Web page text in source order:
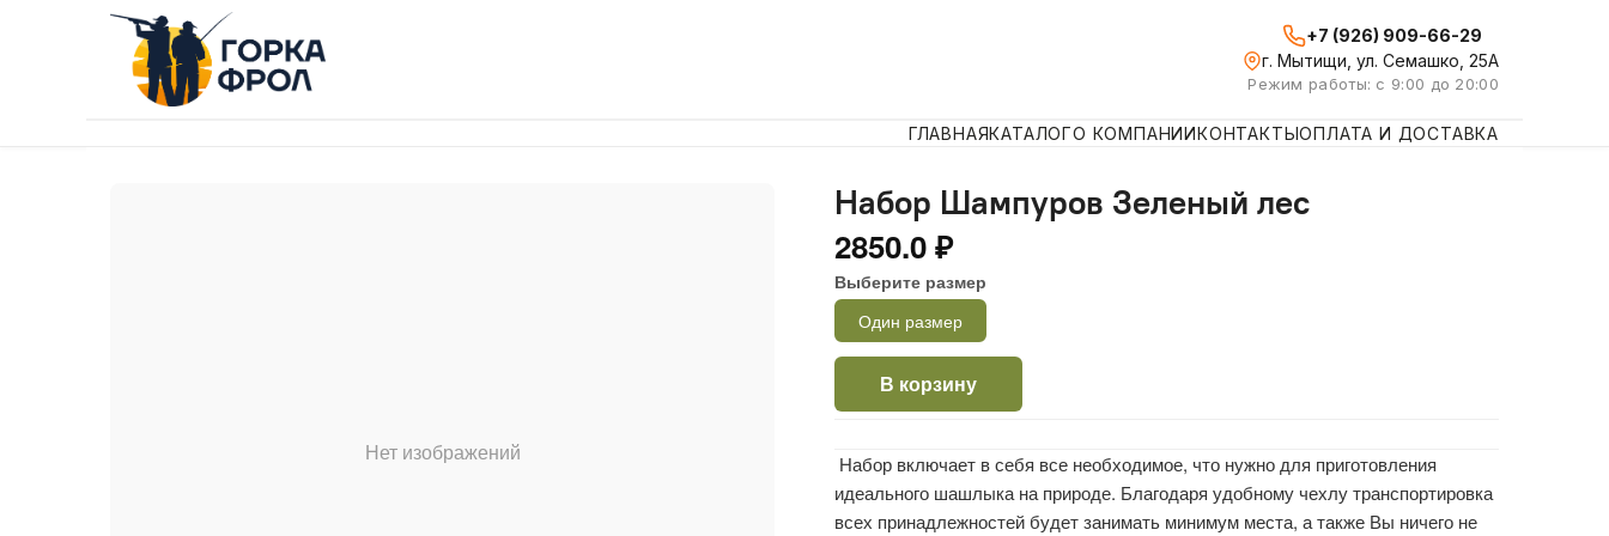
+7 (926) 909-66-29
г. Мытищи, ул. Семашко, 25А
Режим работы: с 9:00 до 20:00
ГЛАВНАЯКАТАЛОГО КОМПАНИИКОНТАКТЫОПЛАТА И ДОСТАВКА
Нет изображений
Набор Шампуров Зеленый лес
2850.0 ₽
Выберите размер
Один размер
В корзину
Набор включает в себя все необходимое, что нужно для приготовления
идеального шашлыка на природе. Благодаря удобному чехлу транспортировка
всех принадлежностей будет занимать минимум места, а также Вы ничего не